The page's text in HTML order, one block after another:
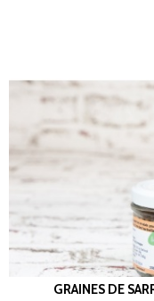
GRAINES DE